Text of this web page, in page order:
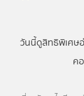
วันนี้ดูสิทธิพิเศษ
ค